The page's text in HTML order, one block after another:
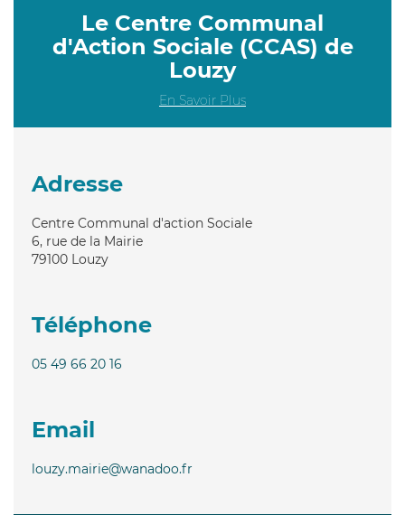
Le Centre Communal
d'Action Sociale (CCAS) de
Louzy
En Savoir Plus
Adresse
Centre Communal d'action Sociale
6, rue de la Mairie
79100 Louzy
Téléphone
05 49 66 20 16
Email
louzy.mairie@wanadoo.fr